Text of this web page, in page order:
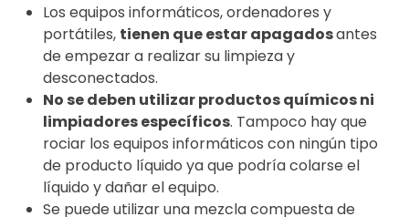
Los equipos informáticos, ordenadores y
portátiles, tienen que estar apagadosantes
de empezar a realizar su limpieza y
desconectados.
No se deben utilizar productos químicos ni
limpiadores específicos. Tampoco hay que
rociar los equipos informáticos con ningún tipo
de producto líquido ya que podría colarse el
líquido y dañar el equipo.
Se puede utilizar una mezcla compuesta de